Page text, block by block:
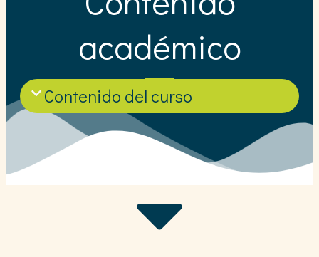
académico
Contenido del curso